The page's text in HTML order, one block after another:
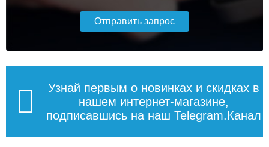
Узнай первым о новинках и скидках в
нашем интернет-магазине,
подписавшись на наш Telegram.Канал